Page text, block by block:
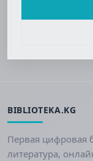
BIBLIOTEKA.KG
Первая цифровая
литература,